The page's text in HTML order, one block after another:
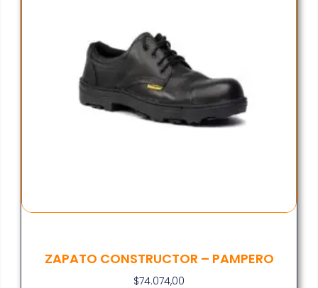
ZAPATO CONSTRUCTOR – PAMPERO
$74.074,00